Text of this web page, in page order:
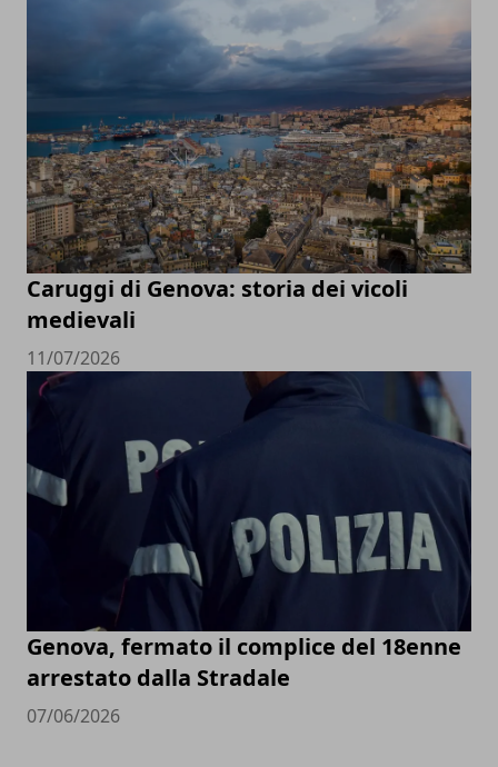
Caruggi di Genova: storia dei vicoli
medievali
11/07/2026
Genova, fermato il complice del 18enne
arrestato dalla Stradale
07/06/2026